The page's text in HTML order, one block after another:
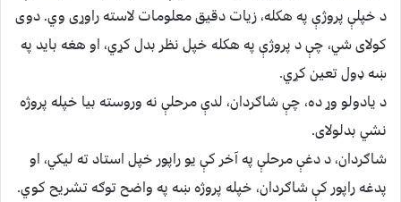
د خپلې پروژې په هکله، زیات دقیق معلومات لاسته راوړی وي. دوی
کولای شي، چې د پروژې په هکله خپل نظر بدل کړي، او هغه باید په
ښه ډول تعین کړي.
د یادولو وړ ده، چې شاګردان، لدې مرحلې نه وروسته بیا خپله پروژه
نشي بدلولای.
شاګردان، د دغې مرحلې په آخر کې یو راپور خپل استاد ته لیکي، او
پدغه راپور کې شاګردان، خپله پروژه ښه په واضح توګه تشریح کوي.